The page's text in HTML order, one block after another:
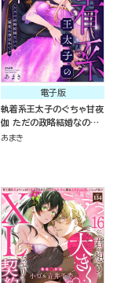
電子版
執着系王太子のぐちゃ甘夜
伽 ただの政略結婚なのに
溺愛は想定外です
あまき